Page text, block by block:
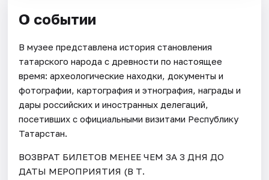
О событии
В музее представлена история становления
татарского народа с древности по настоящее
время: археологические находки, документы и
фотографии, картография и этнография, награды и
дары российских и иностранных делегаций,
посетивших с официальными визитами Республику
Татарстан.
ВОЗВРАТ БИЛЕТОВ МЕНЕЕ ЧЕМ ЗА 3 ДНЯ ДО
ДАТЫ МЕРОПРИЯТИЯ (В Т.